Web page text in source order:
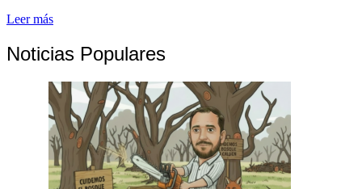
Leer más
Noticias Populares